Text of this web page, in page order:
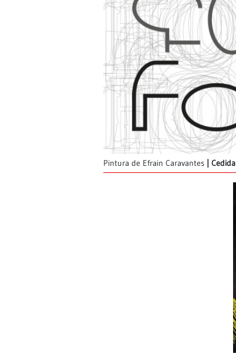
Pintura de Efrain Caravantes Cedida